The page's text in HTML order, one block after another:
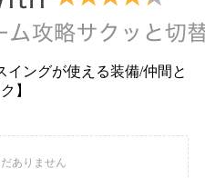
イングが使える装備/仲間と
】